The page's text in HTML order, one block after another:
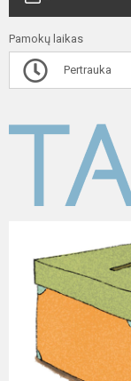
Pamokų laikas
Pertrauka